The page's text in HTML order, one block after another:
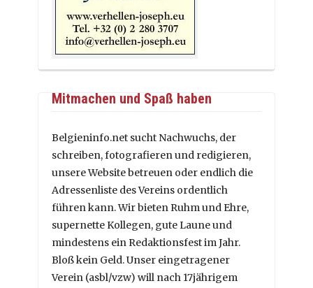
Mitmachen und Spaß haben
Belgieninfo.net sucht Nachwuchs, der
schreiben, fotografieren und redigieren,
unsere Website betreuen oder endlich die
Adressenliste des Vereins ordentlich
führen kann. Wir bieten Ruhm und Ehre,
supernette Kollegen, gute Laune und
mindestens ein Redaktionsfest im Jahr.
Bloß kein Geld. Unser eingetragener
Verein (asbl/vzw) will nach 17jährigem